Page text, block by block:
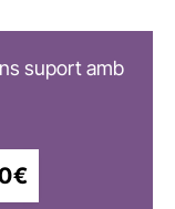
suport amb